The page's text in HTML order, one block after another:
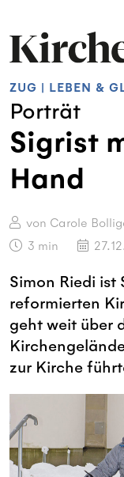
ZUG LEBEN &
Porträt
Sigrist
Hand
von Carole
3 min
Simon Riedi ist
reformierten
geht weit über
zur Kirche